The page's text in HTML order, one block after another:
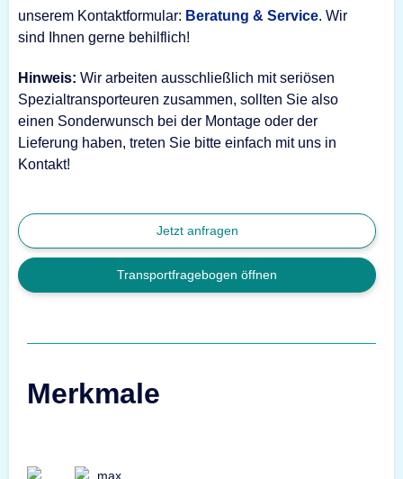
unserem Kontaktformular: Beratung & Service. Wir
sind Ihnen gerne behilflich!
Hinweis: Wir arbeiten ausschließlich mit seriösen
Spezialtransporteuren zusammen, sollten Sie also
einen Sonderwunsch bei der Montage oder der
Lieferung haben, treten Sie bitte einfach mit uns in
Kontakt!
Jetzt anfragen
Transportfragebogen öffnen
Merkmale